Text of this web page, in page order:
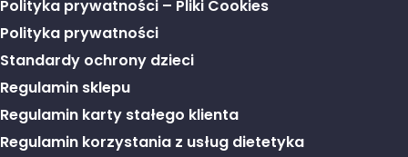
Polityka prywatności – Pliki Cookies
Polityka prywatności
Standardy ochrony dzieci
Regulamin sklepu
Regulamin karty stałego klienta
Regulamin korzystania z usług dietetyka